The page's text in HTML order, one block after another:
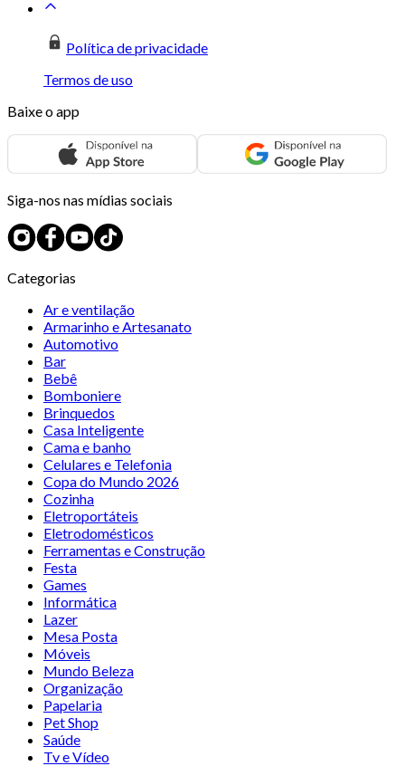
Política de privacidade
Termos de uso
Baixe o app
Siga-nos nas mídias sociais
Categorias
Ar e ventilação
Armarinho e Artesanato
Automotivo
Bar
Bebê
Bomboniere
Brinquedos
Casa Inteligente
Cama e banho
Celulares e Telefonia
Copa do Mundo 2026
Cozinha
Eletroportáteis
Eletrodomésticos
Ferramentas e Construção
Festa
Games
Informática
Lazer
Mesa Posta
Móveis
Mundo Beleza
Organização
Papelaria
Pet Shop
Saúde
Tv e Vídeo